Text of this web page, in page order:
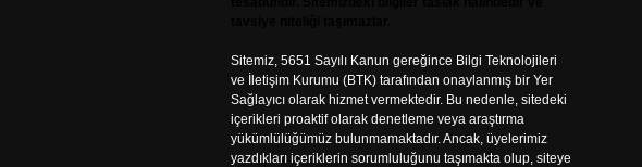
Sitemiz, 5651 Sayılı Kanun gereğince Bilgi Teknolojileri
ve İletişim Kurumu (BTK) tarafından onaylanmış bir Yer
Sağlayıcı olarak hizmet vermektedir. Bu nedenle, sitedeki
içerikleri proaktif olarak denetleme veya araştırma
yükümlülüğümüz bulunmamaktadır. Ancak, üyelerimiz
yazdıkları içeriklerin sorumluluğunu taşımakta olup, siteye